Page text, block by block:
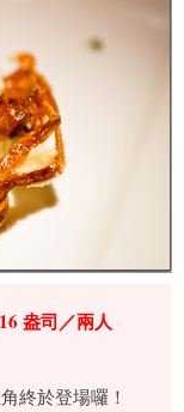
盎司／兩人
終於登場囉！